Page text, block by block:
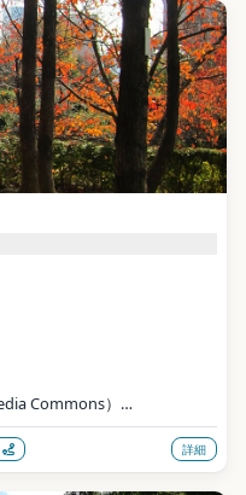
Commons）
詳細